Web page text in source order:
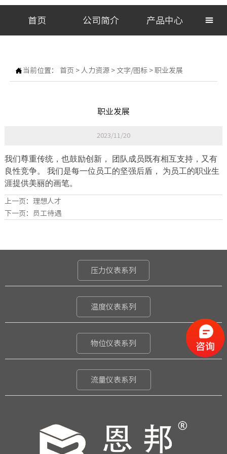
首页 公司简介 产品中心 
 当前位置： 首页 > 人力资源 > 文字/图标> 职业发展
职业发展
2023/11/20
我们尊重传统，也鼓励创新， 团队成员既有相互支持，又有
良性竞争。 我们是每一位员工的坚强后盾， 为员工的职业生
涯提供美丽的画笔。
上一页： 理想人才
下一页：
员工待遇
压力仪表系列
温度仪表系列
物位仪表系列
流量仪表系列